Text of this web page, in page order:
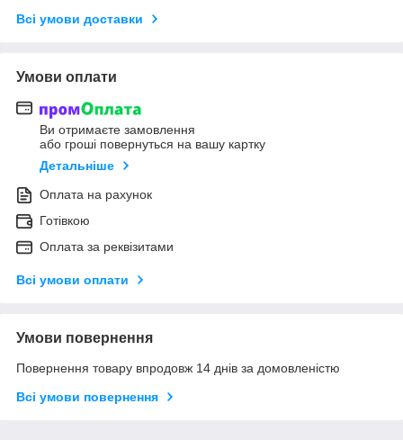
Всі умови доставки
Умови оплати
Ви отримаєте замовлення
або гроші повернуться на вашу картку
Детальніше
Оплата на рахунок
Готівкою
Оплата за реквізитами
Всі умови оплати
Умови повернення
Повернення товару впродовж 14 днів за домовленістю
Всі умови повернення